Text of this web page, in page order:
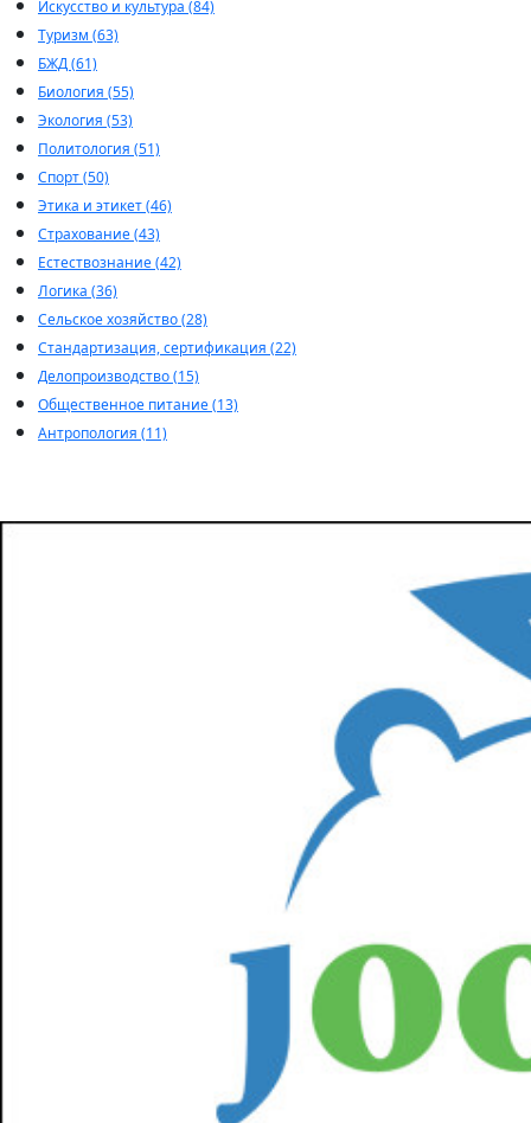
Искусство и культура (84)
Туризм (63)
БЖД (61)
Биология (55)
Экология (53)
Политология (51)
Спорт (50)
Этика и этикет (46)
Страхование (43)
Естествознание (42)
Логика (36)
Сельское хозяйство (28)
Стандартизация, сертификация (22)
Делопроизводство (15)
Общественное питание (13)
Антропология (11)